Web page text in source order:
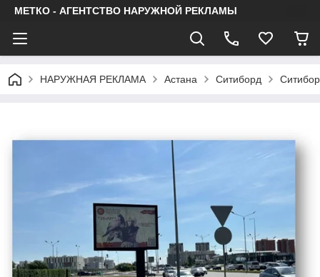
МЕТКО - АГЕНТСТВО НАРУЖНОЙ РЕКЛАМЫ
НАРУЖНАЯ РЕКЛАМА Астана Ситиборд